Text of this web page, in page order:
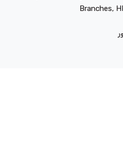
Branches,